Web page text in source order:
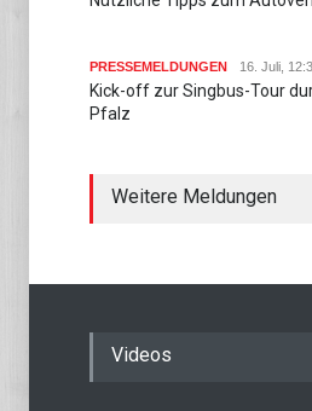
PRESSEMELDUNGEN 16. Juli,
Kick-off zur Singbus-Tour
Pfalz
Weitere Meldungen
Videos